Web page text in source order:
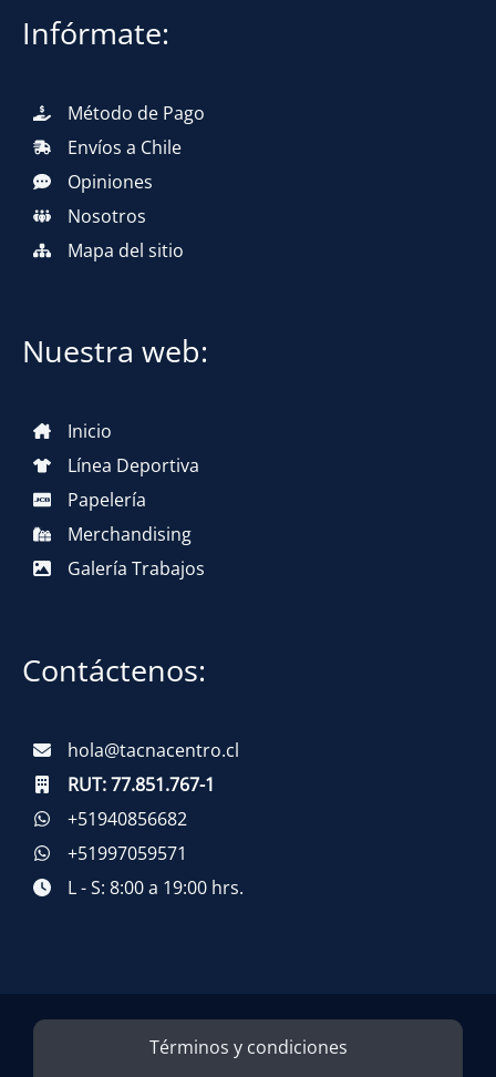
Infórmate:
Método de Pago
Envíos a Chile
Opiniones
Nosotros
Mapa del sitio
Nuestra web:
Inicio
Línea Deportiva
Papelería
Merchandising
Galería Trabajos
Contáctenos:
hola@tacnacentro.cl
RUT:77.851.767-1
+51940856682
+51997059571
L - S: 8:00 a 19:00 hrs.
Términos y condiciones